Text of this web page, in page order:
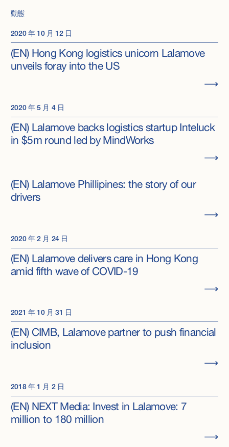
動態
2020 年 10 月 12 日
(EN) Hong Kong logistics unicorn Lalamove
unveils foray into the US
2020 年 5 月 4 日
(EN) Lalamove backs logistics startup Inteluck
in $5m round led by MindWorks
(EN) Lalamove Phillipines: the story of our
drivers
2020 年 2 月 24 日
(EN) Lalamove delivers care in Hong Kong
amid fifth wave of COVID-19
2021 年 10 月 31 日
(EN) CIMB, Lalamove partner to push financial
inclusion
2018 年 1 月 2 日
(EN) NEXT Media: Invest in Lalamove: 7
million to 180 million